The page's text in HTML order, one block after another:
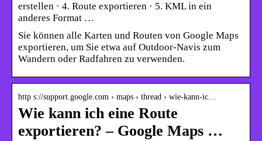
erstellen · 4. Route exportieren · 5. KML in ein
anderes Format …
Sie können alle Karten und Routen von Google Maps
exportieren, um Sie etwa auf Outdoor-Navis zum
Wandern oder Radfahren zu verwenden.
http s://support.google.com › maps › thread › wie-kann-ic…
Wie kann ich eine Route
exportieren? – Google Maps …